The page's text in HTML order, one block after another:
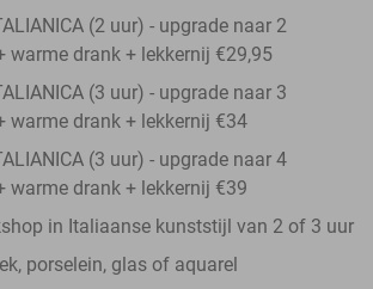
(2 uur) - upgrade naar 2
warme drank + lekkernij €29,95
(3 uur) - upgrade naar 3
warme drank + lekkernij €34
(3 uur) - upgrade naar 4
warme drank + lekkernij €39
in Italiaanse kunststijl van 2 of 3 uur
porselein, glas of aquarel